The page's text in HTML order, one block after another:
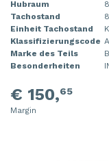
Hubraum
Tachostand
Einheit Tachostand
Klassifizierungscode
Marke des Teils
Besonderheiten
€ 150,65
Margin
Steuergerät
Steuergerät
Tür 4-türig links
Tür 4-türig links
Tür 4-türig rechts